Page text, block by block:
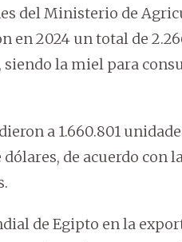
del Ministerio de
en 2024 un total de
siendo la miel para
a 1.660.801
de acuerdo
de Egipto en la